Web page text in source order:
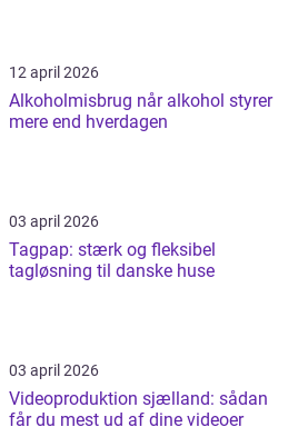
12 april 2026
Alkoholmisbrug når alkohol styrer
mere end hverdagen
03 april 2026
Tagpap: stærk og fleksibel
tagløsning til danske huse
03 april 2026
Videoproduktion sjælland: sådan
får du mest ud af dine videoer